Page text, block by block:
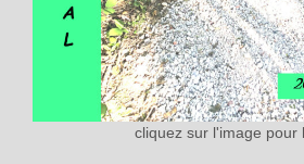
cliquez sur l'image pour